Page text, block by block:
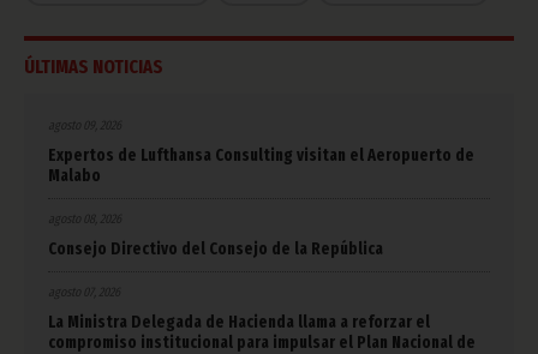
ÚLTIMAS NOTICIAS
agosto 09, 2026
Expertos de Lufthansa Consulting visitan el Aeropuerto de
Malabo
Consejo Directivo del Consejo de la República
agosto 07, 2026
La Ministra Delegada de Hacienda llama a reforzar el
compromiso institucional para impulsar el Plan Nacional de